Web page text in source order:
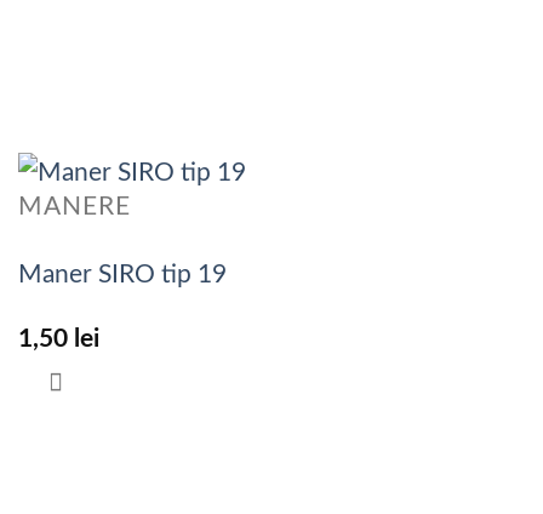
MANERE
Maner SIRO tip 19
1,50 lei